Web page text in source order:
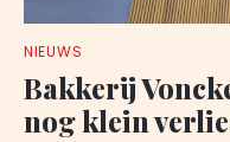
NIEUWS
Bakkerij
nog klein